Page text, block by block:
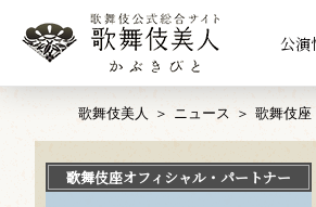
公演
歌舞伎美人 ニュース 歌舞伎座
歌舞伎座オフィシャル・パートナー